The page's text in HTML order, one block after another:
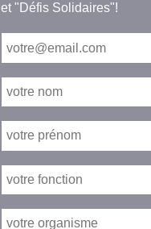
et "Défis Solidaires"!